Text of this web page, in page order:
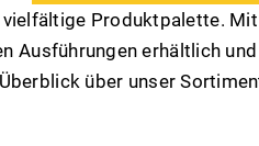
Produktpalette.
Ausführungen erhältlich
über unser